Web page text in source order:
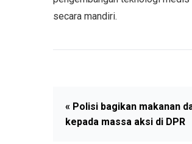
secara mandiri.
« Polisi bagikan makanan
kepada massa aksi di DPR